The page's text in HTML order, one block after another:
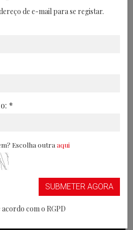
dados
ter dificuldade em
30/04/2024
de e-mail para se registar.
*
Escolha outra aqui
SUBMETER AGORA
com o RGPD